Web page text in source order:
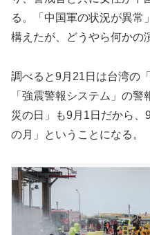
る。「中国軍の状況が異常
構えたが、どうやら何かの
調べると9月21日は台湾の「
「強震警報システム」の
災の日」も9月1日だから、
の月」ということになる。